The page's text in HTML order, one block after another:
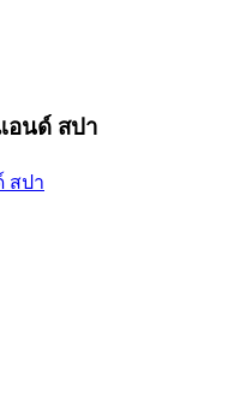
อนด์ สปา
สปา